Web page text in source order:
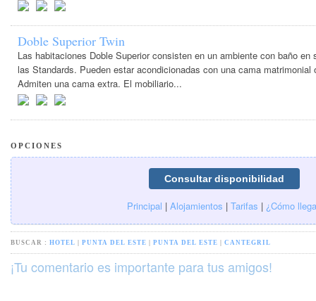
Doble Superior Twin
Las habitaciones Doble Superior consisten en un ambiente con baño
las Standards. Pueden estar acondicionadas con una cama
Admiten una cama extra. El mobiliario...
OPCIONES
Principal | Alojamientos | Tarifas | ¿Cómo
BUSCAR : HOTEL PUNTA DEL ESTE PUNTA DEL ESTE CANTEGRIL
¡Tu comentario es importante para tus amigos!